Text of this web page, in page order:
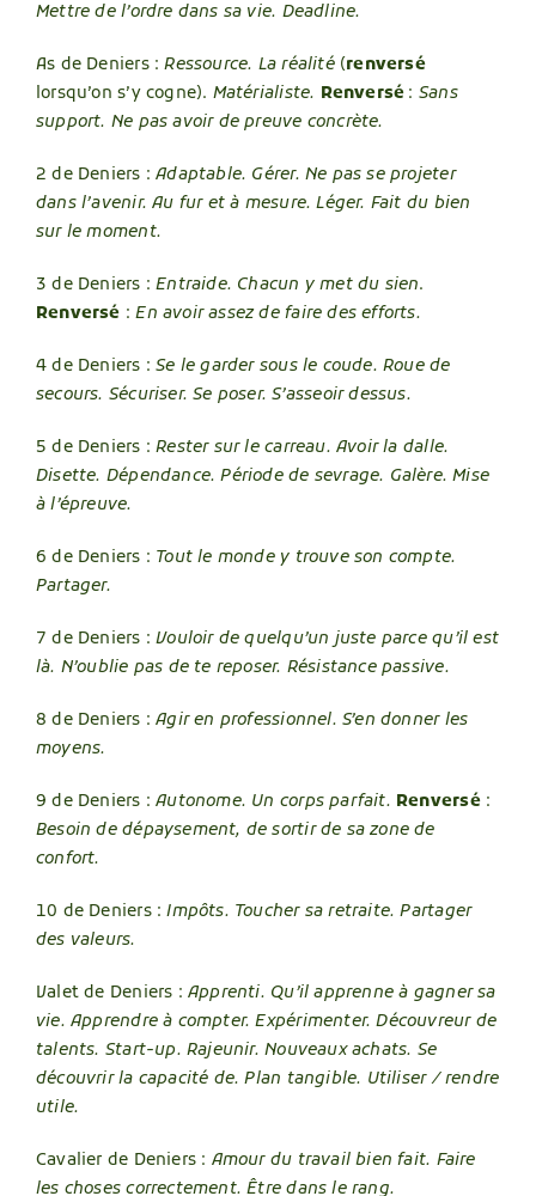
Mettre de l’ordre dans sa vie. Deadline.
As de Deniers :Ressource. La réalité(renversé
lorsqu’on s’y cogne). Matérialiste. Renversé : Sans
support. Ne pas avoir de preuve concrète.
2 de Deniers :Adaptable. Gérer. Ne pas se projeter
dans l’avenir. Au fur et à mesure. Léger. Fait du bien
sur le moment.
3 de Deniers :Entraide. Chacun y met du sien.
Renversé :En avoir assez de faire des efforts.
4 de Deniers :Se le garder sous le coude. Roue de
secours. Sécuriser. Se poser. S’asseoir dessus.
5 de Deniers :Rester sur le carreau. Avoir la dalle.
Disette. Dépendance. Période de sevrage. Galère. Mise
à l’épreuve.
6 de Deniers : Tout le monde y trouve son compte.
Partager.
7 de Deniers :Vouloir de quelqu’un juste parce qu’il est
là. N’oublie pas de te reposer. Résistance passive.
8 de Deniers :Agir en professionnel. S’en donner les
moyens.
9 de Deniers :Autonome. Un corps parfait. Renversé:
Besoin de dépaysement, de sortir de sa zone de
confort.
10 de Deniers :Impôts. Toucher sa retraite. Partager
des valeurs.
Valet de Deniers : Apprenti. Qu’il apprenne à gagner sa
vie. Apprendre à compter. Expérimenter. Découvreur de
talents. Start-up. Rajeunir. Nouveaux achats. Se
découvrir la capacité de. Plan tangible. Utiliser / rendre
utile.
Cavalier de Deniers : Amour du travail bien fait. Faire
les choses correctement. Être dans le rang.